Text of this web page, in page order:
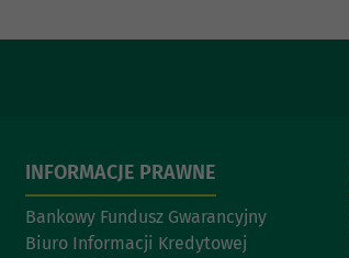
INFORMACJE PRAWNE
Bankowy Fundusz Gwarancyjny
Biuro Informacji Kredytowej